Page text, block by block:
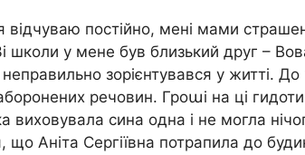
відчуваю постійно, мені мами
школи у мене був близький друг –
зорієнтувався у житті. До
речовин. Гроաі на ці гидоти
виховувала сина одна і не могла
що Аніта Сергіївна потрапила до